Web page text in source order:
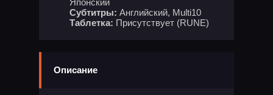
Японский
Субтитры: Английский, Multi10
Таблетка: Присутствует (RUNE)
Описание